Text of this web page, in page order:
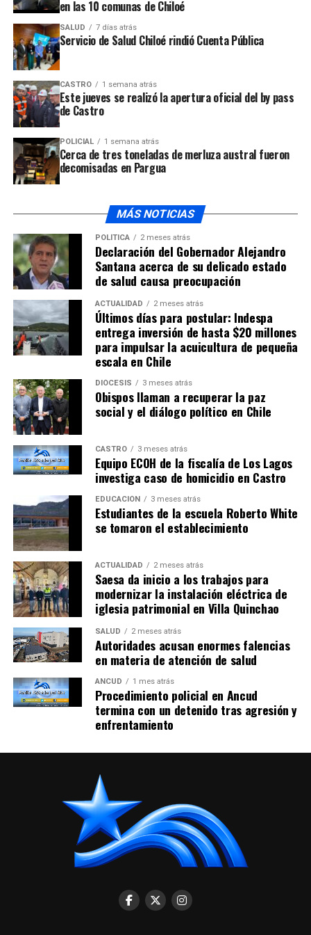
NO TE PIERDAS
Cuerpo de Bomberos de Castro celebró 121 años
en las 10 comunas de Chiloé
SALUD 7 días atrás
Servicio de Salud Chiloé rindió Cuenta Pública
CASTRO 1 semana atrás
Este jueves se realizó la apertura oficial del by pass
de Castro
POLICIAL 1 semana atrás
Cerca de tres toneladas de merluza austral fueron
decomisadas en Pargua
MÁS NOTICIAS
POLÍTICA 2 meses atrás
Declaración del Gobernador Alejandro
Santana acerca de su delicado estado
de salud causa preocupación
ACTUALIDAD 2 meses atrás
Últimos días para postular: Indespa
entrega inversión de hasta $20 millones
para impulsar la acuicultura de pequeña
escala en Chile
DIÓCESIS 3 meses atrás
Obispos llaman a recuperar la paz
social y el diálogo político en Chile
CASTRO 3 meses atrás
Equipo ECOH de la fiscalía de Los Lagos
investiga caso de homicidio en Castro
EDUCACIÓN 3 meses atrás
Estudiantes de la escuela Roberto White
se tomaron el establecimiento
ACTUALIDAD 2 meses atrás
Saesa da inicio a los trabajos para
modernizar la instalación eléctrica de
iglesia patrimonial en Villa Quinchao
SALUD 2 meses atrás
Autoridades acusan enormes falencias
en materia de atención de salud
ANCUD 1 mes atrás
Procedimiento policial en Ancud
termina con un detenido tras agresión y
enfrentamiento